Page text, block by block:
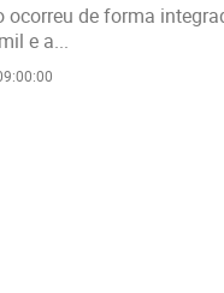
ocorreu de forma
e a...